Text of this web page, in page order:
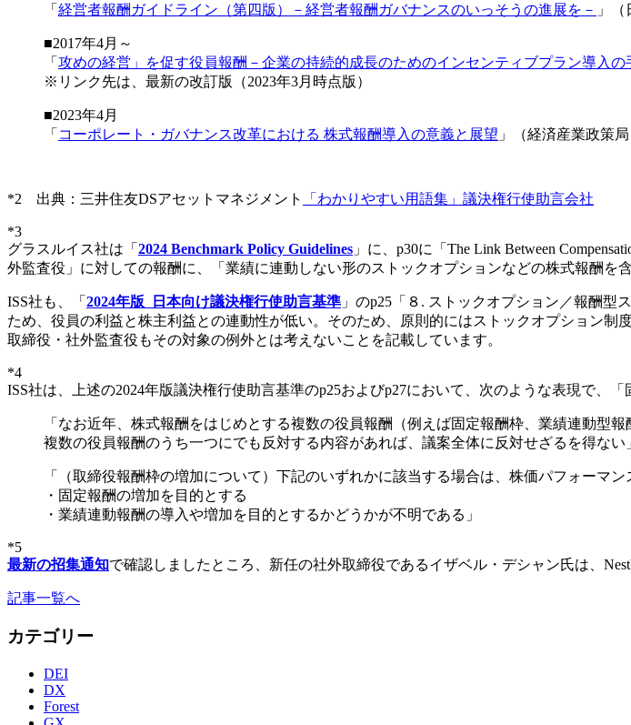
「 経営者報酬ガイドライン（第四版）－経営者報酬ガバナンスのいっそうの進展を－ 」
■2017年4月～
「 攻めの経営」を促す役員報酬－企業の持続的成長のためのインセンティブプラン導入の
※リンク先は、最新の改訂版（2023年3月時点版）
■2023年4月
「 コーポレート・ガバナンス改革における 株式報酬導入の意義と展望 」（経済産業政策局
*2 出典：三井住友DSアセットマネジメント 「わかりやすい用語集」議決権行使助言会社
*3
グラスルイス社は「 2024 Benchmark Policy Guidelines 」に、p30に「The Link Between
外監査役」に対しての報酬に、「業績に連動しない形のストックオプションなどの株式報酬を
ISS社も、「 2024年版 日本向け議決権行使助言基準 」のp25「８. ストックオプション／報酬
ため、役員の利益と株主利益との連動性が低い。そのため、原則的にはストックオプション
取締役・社外監査役もその対象の例外とは考えないことを記載しています。
*4
ISS社は、上述の2024年版議決権行使助言基準のp25およびp27において、次のような表現で、
「なお近年、株式報酬をはじめとする複数の役員報酬（例えば固定報酬枠、業績連動型
複数の役員報酬のうち一つにでも反対する内容があれば、議案全体に反対せざるを得ない
「（取締役報酬枠の増加について）下記のいずれかに該当する場合は、株価パフォーマ
・固定報酬の増加を目的とする
・業績連動報酬の導入や増加を目的とするかどうかが不明である」
*5
最新の招集通知で確認しましたところ、新任の社外取締役であるイザベル・デシャン氏は、
記事一覧へ
カテゴリー
DEI
DX
Forest